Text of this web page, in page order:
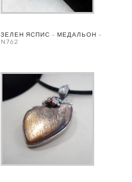
ЗЕЛЕН ЯСПИС – МЕДАЛЬОН –
N762